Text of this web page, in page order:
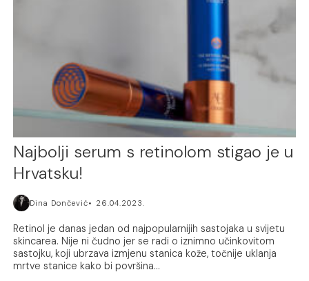
Najbolji serum s retinolom stigao je u
Hrvatsku!
Dina Dončević 26.04.2023.
Retinol je danas jedan od najpopularnijih sastojaka u svijetu
skincarea. Nije ni čudno jer se radi o iznimno učinkovitom
sastojku, koji ubrzava izmjenu stanica kože, točnije uklanja
mrtve stanice kako bi površina...